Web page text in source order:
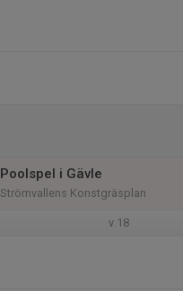
Poolspel i Gävle
Strömvallens Konstgräsplan
v.18